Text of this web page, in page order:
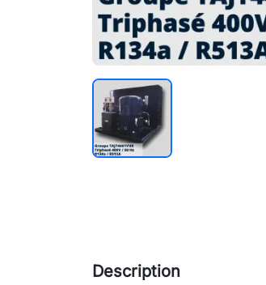
Description